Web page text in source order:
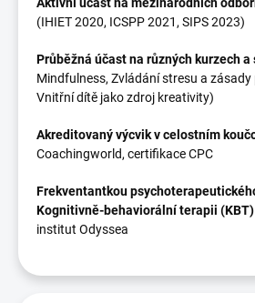
(IHIET 2020, ICSPP 2021, SIPS 2023)
Průběžná účast na různých kurzech
Mindfulness, Zvládání stresu a zásady
Vnitřní dítě jako zdroj kreativity)
Akreditovaný výcvik v celostním
Coachingworld, certifikace CPC
Frekventantkou
Kognitivně-behaviorální terapii (KBT)
institut Odyssea